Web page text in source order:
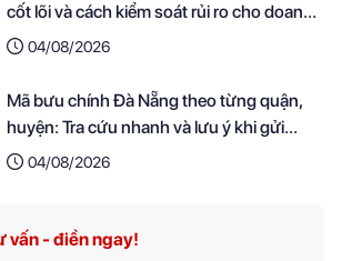
cốt lõi và cách kiểm soát rủi ro cho doanh
nghiệp
04/08/2026
Mã bưu chính Đà Nẵng theo từng quận,
huyện: Tra cứu nhanh và lưu ý khi gửi
hàng04/08/2026
vấn - điền ngay!